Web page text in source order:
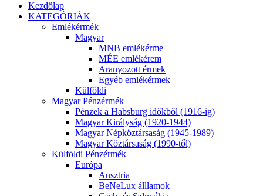
Kezdőlap
KATEGÓRIÁK
Emlékérmék
Magyar
MNB emlékérme
MÉE emlékérem
Aranyozott érmek
Egyéb emlékérmek
Külföldi
Magyar Pénzérmék
Pénzek a Habsburg időkből (1916-ig)
Magyar Királyság (1920-1944)
Magyar Népköztársaság (1945-1989)
Magyar Köztársaság (1990-től)
Külföldi Pénzérmék
Európa
Ausztria
BeNeLux álllamok